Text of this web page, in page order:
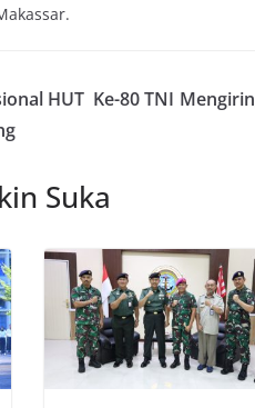
HUT Ke-80 TNI
Suka